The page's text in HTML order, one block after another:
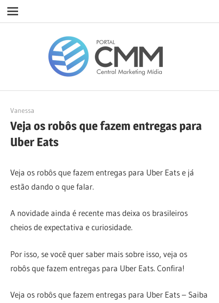
Navigation
19/05/2022
Vanessa
Veja os robôs que fazem entregas para
Uber Eats
Veja os robôs que fazem entregas para Uber Eats e já
estão dando o que falar.
A novidade ainda é recente mas deixa os brasileiros
cheios de expectativa e curiosidade.
Por isso, se você quer saber mais sobre isso, veja os
robôs que fazem entregas para Uber Eats. Confira!
Veja os robôs que fazem entregas para Uber Eats – Saiba